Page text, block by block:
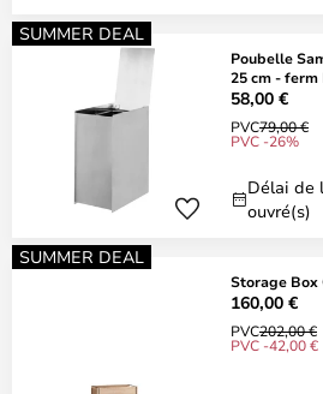
SUMMER DEAL
Poubelle
25 cm - ferm
58,00 €
PVC79,00 €
PVC -26%
Délai de
ouvré(s)
SUMMER DEAL
Storage Box
160,00 €
PVC202,00 €
PVC -42,00 €